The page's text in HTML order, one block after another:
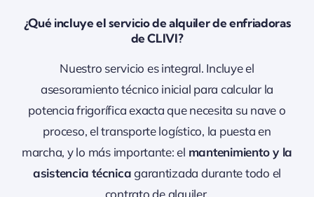
¿Qué incluye el servicio de alquiler de enfriadoras
de CLIVI?
Nuestro servicio es integral. Incluye el
asesoramiento técnico inicial para calcular la
potencia frigorífica exacta que necesita su nave o
proceso, el transporte logístico, la puesta en
marcha, y lo más importante: el mantenimiento y la
asistencia técnicagarantizada durante todo el
contrato de alquiler.